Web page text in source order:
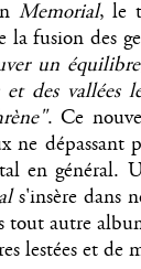
Memorial, le
la fusion des
un équilibre
et des vallées
. Ce
ne
en général.
s'insère dans
tout autre
lestées et de